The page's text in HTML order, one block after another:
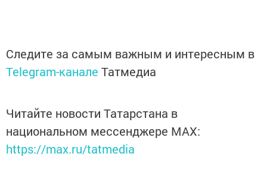
Следите за самым важным и интересным в
Telegram-канале Татмедиа
Читайте новости Татарстана в
национальном мессенджере MАХ:
https://max.ru/tatmedia